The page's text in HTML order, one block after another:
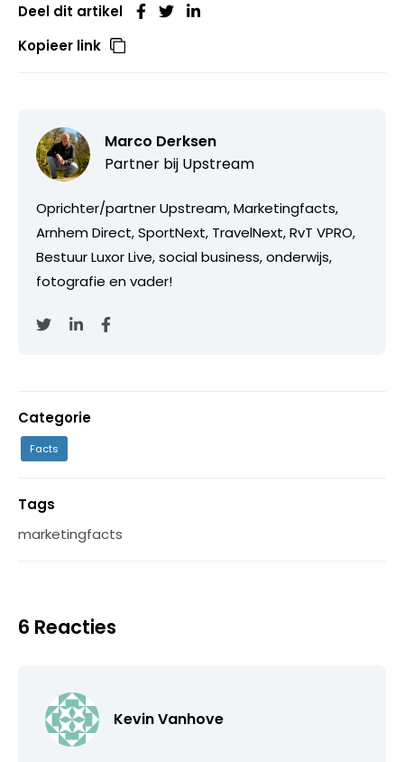
Deel dit artikel
Kopieer link
Marco Derksen
Partner bij Upstream
Oprichter/partner Upstream, Marketingfacts,
Arnhem Direct, SportNext, TravelNext, RvT VPRO,
Bestuur Luxor Live, social business, onderwijs,
fotografie en vader!
Categorie
Facts
Tags
marketingfacts
6 Reacties
Kevin Vanhove